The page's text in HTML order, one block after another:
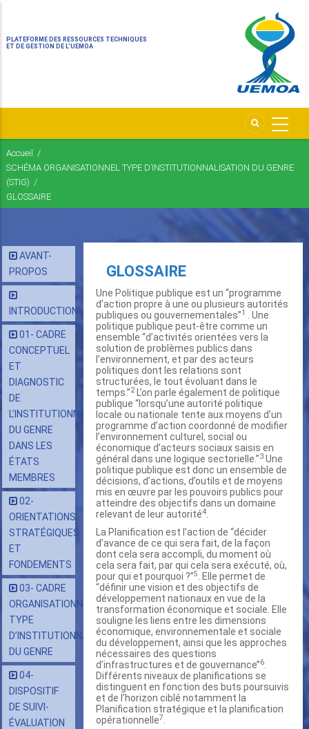
PLATEFORME DES RESSOURCES TECHNIQUES
ET DE GESTION DE L’UEMOA
Fil
d'Ariane
Accueil
/
SCHÉMA ORGANISATIONNEL TYPE D’INSTITUTIONNALISATION DU GENRE
(STIG) /
GLOSSAIRE
AVANT-
PROPOS
INTRODUCTION
01- CADRE
CONCEPTUEL
ET
DIAGNOSTIC
DE
L’INSTITUTIONNALISATION
DU GENRE
DANS LES
ÉTATS
MEMBRES
02-
ORIENTATIONS
STRATÉGIQUES
ET
FONDEMENTS
03- CADRE
ORGANISATIONNEL
TYPE
D’INSTITUTIONNALISATION
DU GENRE
04-
DISPOSITIF
DE SUIVI-
ÉVALUATION
GLOSSAIRE
Une Politique publique est un “programme
d’action propre à une ou plusieurs autorités
publiques ou gouvernementales”1
. Une
politique publique peut-être comme un
ensemble “d’activités orientées vers la
solution de problèmes publics dans
l’environnement, et par des acteurs
politiques dont les relations sont
structurées, le tout évoluant dans le
temps.”2L’on parle également de politique
publique “lorsqu’une autorité politique
locale ou nationale tente aux moyens d’un
programme d’action coordonné de modifier
l’environnement culturel, social ou
économique d’acteurs sociaux saisis en
général dans une logique sectorielle.”3 Une
politique publique est donc un ensemble de
décisions, d’actions, d’outils et de moyens
mis en œuvre par les pouvoirs publics pour
atteindre des objectifs dans un domaine
relevant de leur autorité4
La Planification est l’action de “décider
d’avance de ce qui sera fait, de la façon
dont cela sera accompli, du moment où
cela sera fait, par qui cela sera exécuté, où,
pour qui et pourquoi ?’’5
. Elle permet de
“définir une vision et des objectifs de
développement nationaux en vue de la
transformation économique et sociale. Elle
souligne les liens entre les dimensions
économique, environnementale et sociale
du développement, ainsi que les approches
nécessaires des questions
d’infrastructures et de gouvernance’’6
Différents niveaux de planifications se
distinguent en fonction des buts poursuivis
et de l’horizon ciblé notamment la
Planification stratégique et la planification
opérationnelle7